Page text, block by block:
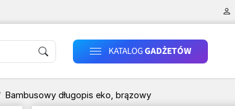
KATALOGGADŻETÓW
Bambusowy długopis eko, brązowy